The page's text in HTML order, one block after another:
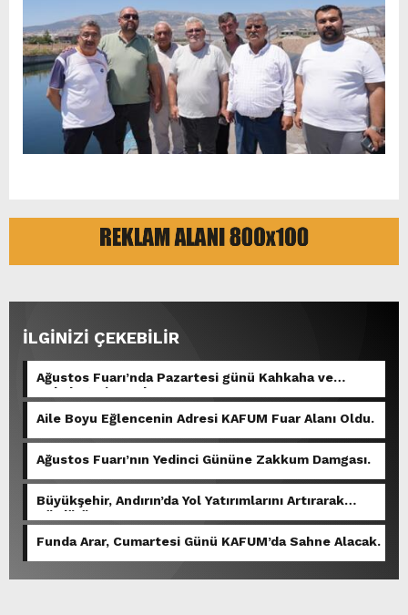
İLGİNİZİ ÇEKEBİLİR
Ağustos Fuarı’nda Pazartesi günü Kahkaha ve
Rekabet Bir Arada.
Aile Boyu Eğlencenin Adresi KAFUM Fuar Alanı Oldu.
Ağustos Fuarı’nın Yedinci Gününe Zakkum Damgası.
Büyükşehir, Andırın’da Yol Yatırımlarını Artırarak
Sürdürüyor.
Funda Arar, Cumartesi Günü KAFUM’da Sahne Alacak.